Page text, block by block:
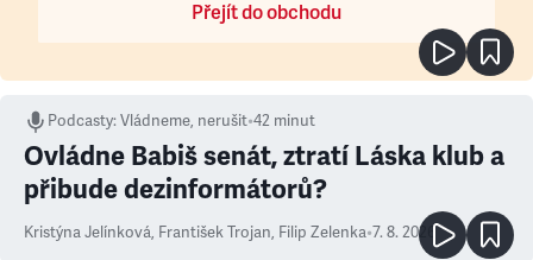
Přejít do obchodu
Podcasty:Vládneme, nerušit•42 minut
Ovládne Babiš senát, ztratí Láska klub a
přibude dezinformátorů?
Kristýna Jelínková, František Trojan, Filip Zelenka•7. 8. 2026